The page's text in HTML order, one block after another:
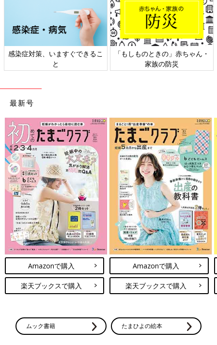
感染症対策、いますぐできるこ
と
「もしものときの」赤ちゃん・
家族の防災
最新号
Amazonで購入
楽天ブックスで購入
Amazonで購入
楽天ブックスで購入
ムック書籍 たまひよの絵本